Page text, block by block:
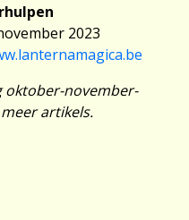
2023
oktober-november-
artikels.